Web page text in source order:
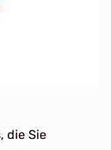
die Sie